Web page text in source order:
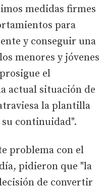
medidas firmes
para
y conseguir una
menores y jóvenes
el
actual situación de
la plantilla
continuidad".
problema con el
pidieron que "la
de convertir